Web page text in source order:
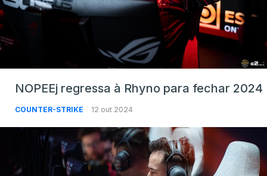
NOPEEj regressa à Rhyno para fechar 2024
COUNTER-STRIKE 12 out 2024